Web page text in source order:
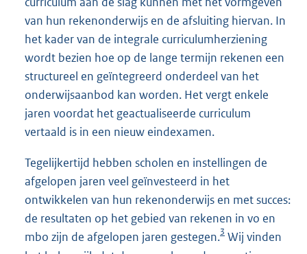
van hun rekenonderwijs en de afsluiting hiervan. In
het kader van de integrale curriculumherziening
wordt bezien hoe op de lange termijn rekenen een
structureel en geïntegreerd onderdeel van het
onderwijsaanbod kan worden. Het vergt enkele
jaren voordat het geactualiseerde curriculum
vertaald is in een nieuw eindexamen.
Tegelijkertijd hebben scholen en instellingen de
afgelopen jaren veel geïnvesteerd in het
ontwikkelen van hun rekenonderwijs en met succes:
de resultaten op het gebied van rekenen in vo en
mbo zijn de afgelopen jaren gestegen.3 Wij vinden